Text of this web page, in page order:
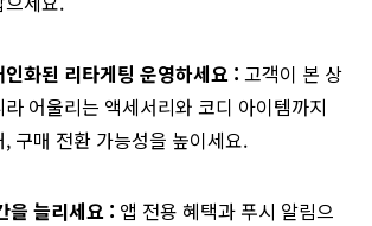
화된 리타게팅 운영하세요 : 고객이 본 상
어울리는 액세서리와 코디 아이템까지
구매 전환 가능성을 높이세요.
을 늘리세요 : 앱 전용 혜택과 푸시 알림으